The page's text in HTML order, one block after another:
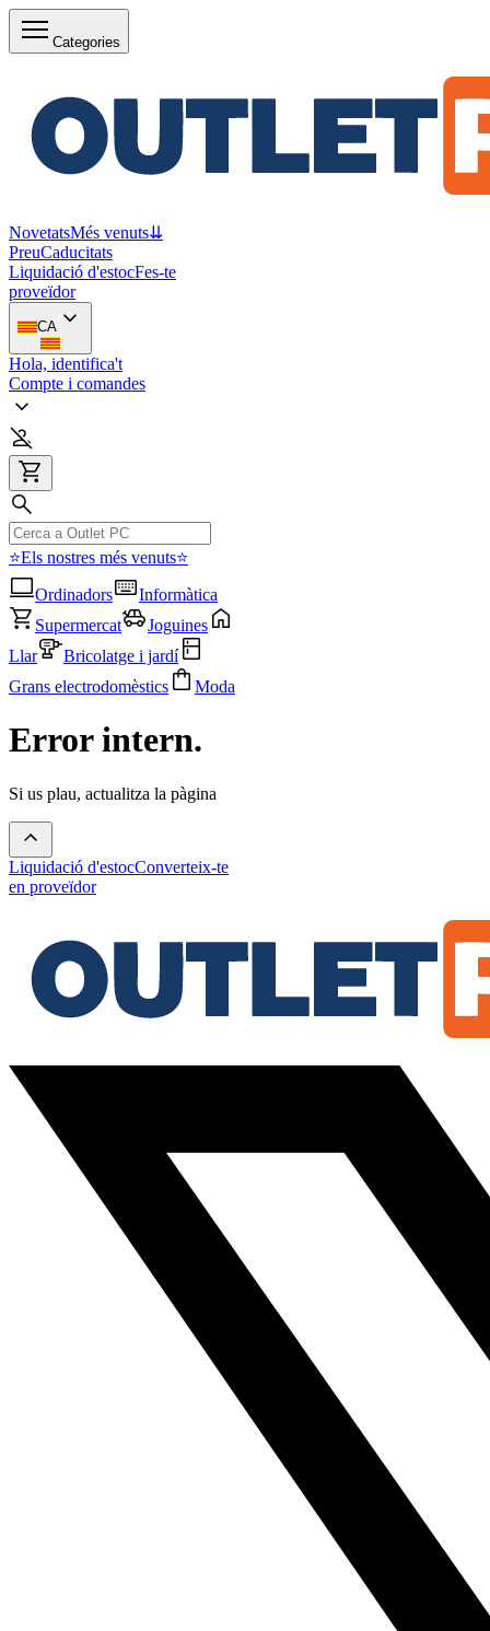
Categories
NovetatsMés venuts⇊
PreuCaducitats
Liquidació d'estocFes-te
proveïdor
CA
Hola, identifica't
Compte i comandes
⭐Els nostres més venuts⭐
Ordinadors
Informàtica
Supermercat
Joguines
Llar
Bricolatge i jardí
Grans electrodomèstics
Moda
Error intern.
Si us plau, actualitza la pàgina
Liquidació d'estocConverteix-te
en proveïdor